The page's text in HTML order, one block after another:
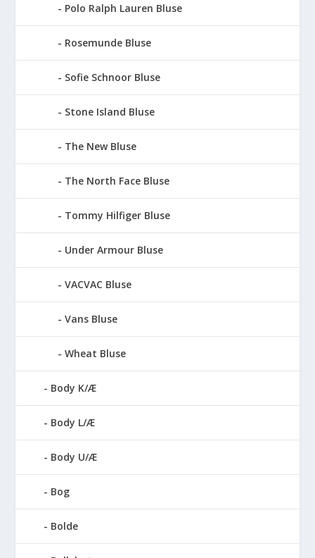
Polo Ralph Lauren Bluse
Rosemunde Bluse
Sofie Schnoor Bluse
Stone Island Bluse
The New Bluse
The North Face Bluse
Tommy Hilfiger Bluse
Under Armour Bluse
VACVAC Bluse
Vans Bluse
Wheat Bluse
Body K/Æ
Body L/Æ
Body U/Æ
Bog
Bolde